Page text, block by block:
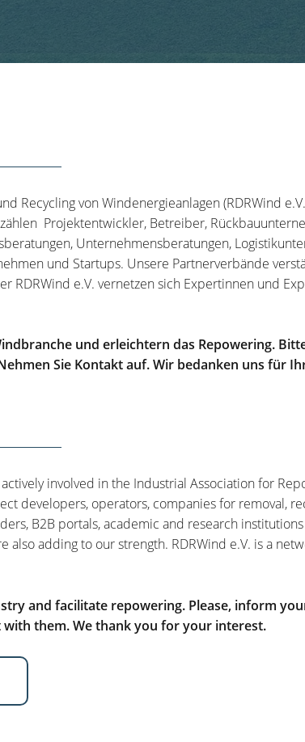
Recycling von Windenergieanlagen (RDRWind
Projektentwickler, Betreiber,
Unternehmensberatungen,
und Startups. Unsere Partnerverbände
RDRWind e.V. vernetzen sich Expertinnen und
und erleichtern das Repowering.
Sie Kontakt auf. Wir bedanken uns für
involved in the Industrial Association for
developers, operators, companies for removal,
B2B portals, academic and research
adding to our strength. RDRWind e.V. is a
and facilitate repowering. Please, inform
them. We thank you for your interest.